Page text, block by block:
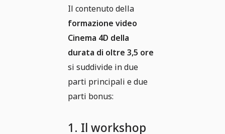
Il contenuto della
formazione video
Cinema 4D della
durata di oltre 3,5 ore
si suddivide in due
parti principali e due
parti bonus:
1. Il workshop